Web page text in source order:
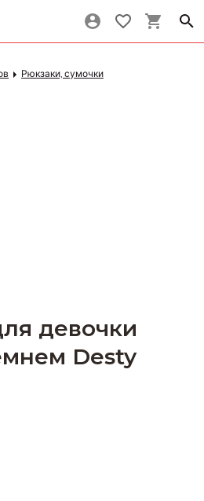
Рюкзаки, сумочки
девочки
Desty